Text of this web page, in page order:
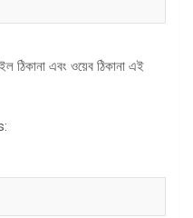
ঠিকানা এবং ওয়েব ঠিকানা এই